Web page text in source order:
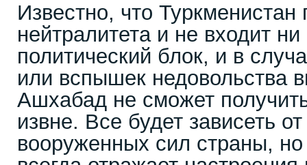
Известно, что
нейтралитета и не входит
политический блок, и в
или вспышек недовольства
Ашхабад не сможет
извне. Все будет зависеть
вооруженных сил страны,